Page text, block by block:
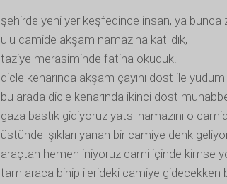
şehirde yeni yer keşfedince insan, ya
ulu camide akşam namazına katıldık,
taziye merasiminde fatiha okuduk.
dicle kenarında akşam çayını dost ile
bu arada dicle kenarında ikinci dost
gaza bastık gidiyoruz yatsı namazını o
üstünde ışıkları yanan bir camiye denk
araçtan hemen iniyoruz cami içinde kimse
tam araca binip ilerideki camiye gidecekken